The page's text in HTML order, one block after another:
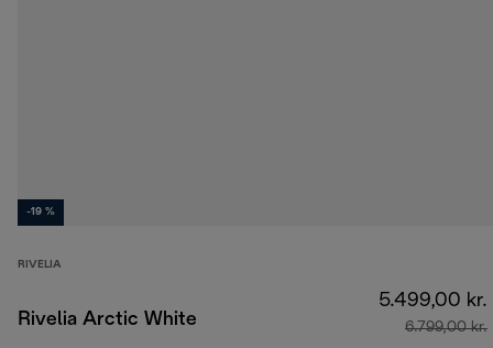
-19 %
RIVELIA
Rivelia Arctic White
5.499,00 kr.
6.799,00 kr.